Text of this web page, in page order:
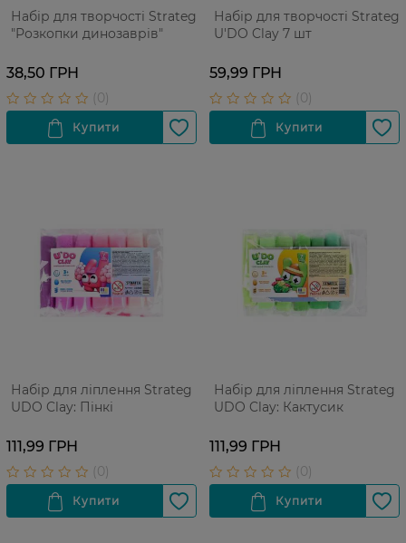
Набір для творчості Strateg
"Розкопки динозаврів"
38,50 ГРН
Набір для творчості Strateg
U'DO Clay 7 шт
59,99 ГРН
Набір для ліплення Strateg
UDO Clay: Пінкі
111,99 ГРН
Набір для ліплення Strateg
UDO Clay: Кактусик
111,99 ГРН